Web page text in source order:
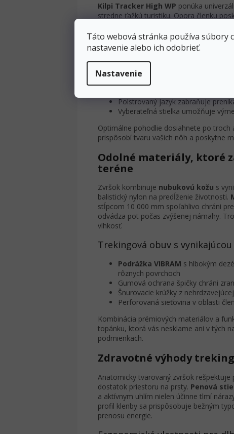
Táto webová stránka používa súbory
nastavenie alebo ich odobrieť.
Nastavenie
Kilpi Tracker High WP ponúka
stredne ťažkú turistiku. Opora členku
a dostupné veľkosti od EU 36 do 46
Funkčná turistická obuv na
Priestranná predná časť chodidla
chôdze
Polstrovaný jazyk zabraňuje
Vyberateľná stielka umožňuje
Optimálne pohodlie dosiahnete po
prispôsobí tvaru vašich nôh a poskytne
Odolné materiály, ktoré
teréne
Zvršok kombinuje nubukovú kožu s
balistický nylon na predĺženie životnosti.
stĺpcom 10 000 mm spoľahlivo chráni
odvádza pot počas zvýšenej námahy.
vlhkosť.
Trekingová obuv s
Podrážka VIBRAM s hlbokým
rôznych povrchoch
Gumová ochrana špičky chráni
Šnurovacie krúžky z
Perforovaná sieťovina v oblasti
Kombinácia prémiových materiálov a
topánku, ktorá vás nesklame ani v tých
podmienkach.
Zdravotné výhody
Anatomicky tvarovaný zvršok
dostatok priestoru na prsty. Penová
a aktívnym uhlím nielen účinne tlmí
profil klenby sa prispôsobuje bežným
prenosu energie.